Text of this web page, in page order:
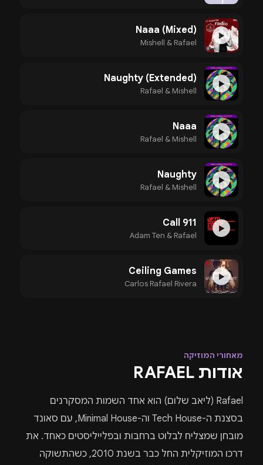
▶
Naaa (Mixed)
Mishell & Rafael
▶
Naughty (Extended)
Rafael & Mishell
▶
Naaa
Rafael & Mishell
▶
Naughty
Rafael & Mishell
▶
Call 911
Adam Ten & Rafael
▶
Ceiling Games
Carlos Rafael Rivera
מאחורי המוזיקה
אודות RAFAEL
Rafael (ליאב שלום)
הוא אחד השמות המסקרנים
בסצנת ה-Tech House וה-Minimal House, עם סאונד
מובחן שמצליח לבלוט ברחבות ובפלייליסטים כאחד. את
דרכו המוזיקלית החל כבר בשנת 2010, כשהתשוקה